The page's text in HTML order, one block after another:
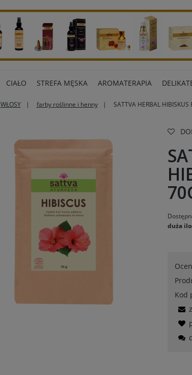
CIAŁO STREFA MĘSKA AROMATERAPIA
WŁOSY farby roślinne i henny SATTVA HERBAL HIBISKUS
duża
Kod